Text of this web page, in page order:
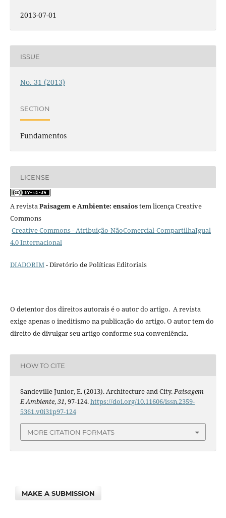
2013-07-01
ISSUE
No. 31 (2013)
SECTION
Fundamentos
LICENSE
A revistaPaisagem e Ambiente: ensaiostem licença Creative
Commons
Creative Commons - Atribuição-NãoComercial-CompartilhaIgual
4.0 Internacional
DIADORIM- Diretório de Políticas Editoriais
O detentor dos direitos autorais é o autor do artigo. A revista
exige apenas o ineditismo na publicação do artigo. O autor tem do
direito de divulgar seu artigo conforme sua conveniência.
HOW TO CITE
Sandeville Junior, E. (2013). Architecture and City.Paisagem
E Ambiente,31, 97-124.https://doi.org/10.11606/issn.2359-
5361.v0i31p97-124
MORE CITATION FORMATS
MAKE A SUBMISSION